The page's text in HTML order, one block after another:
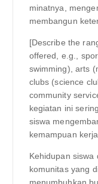
minatnya,
membangun
[Describe the
offered, e.g.,
swimming), arts
clubs (science
community
kegiatan ini
siswa
kemampuan
Kehidupan siswa
komunitas yang